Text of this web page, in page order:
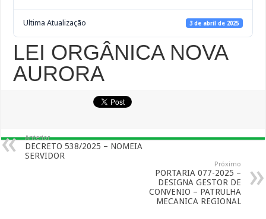
Ultima Atualização 3 de abril de 2025
LEI ORGÂNICA NOVA
AURORA
Anterior
DECRETO 538/2025 – NOMEIA
SERVIDOR
Próximo
PORTARIA 077-2025 –
DESIGNA GESTOR DE
CONVENIO – PATRULHA
MECANICA REGIONAL